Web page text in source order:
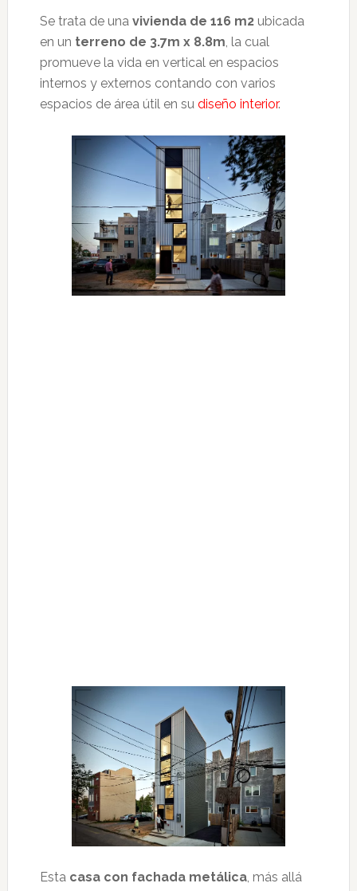
Se trata de una vivienda de 116 m2ubicada
en un terreno de 3.7m x 8.8m, la cual
promueve la vida en vertical en espacios
internos y externos contando con varios
espacios de área útil en su diseño interior.
Esta casa con fachada metálica, más allá